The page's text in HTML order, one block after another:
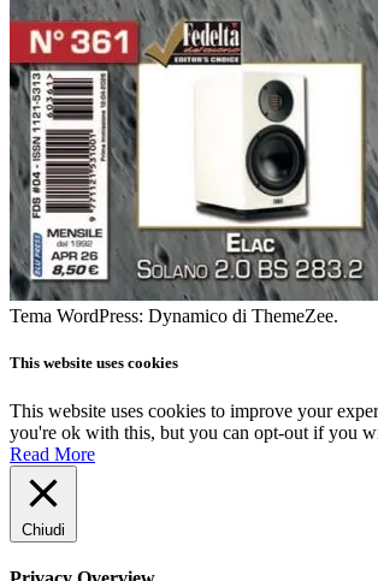
Tema WordPress: Dynamico di ThemeZee.
This website uses cookies
This website uses cookies to improve your
you're ok with this, but you can opt-out if you
Read More
Chiudi